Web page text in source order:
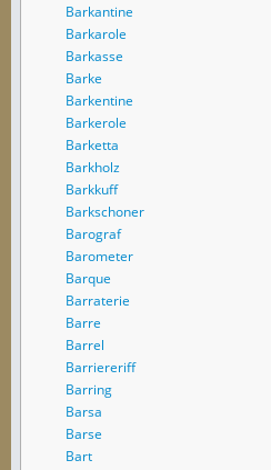
Barkantine
Barkarole
Barkasse
Barke
Barkentine
Barkerole
Barketta
Barkholz
Barkkuff
Barkschoner
Barograf
Barometer
Barque
Barraterie
Barre
Barrel
Barriereriff
Barring
Barsa
Barse
Bart